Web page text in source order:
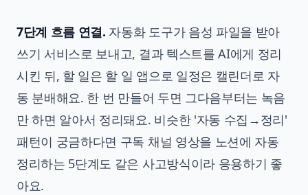
7단계 흐름 연결. 자동화 도구가 음성 파일을 받아
쓰기 서비스로 보내고, 결과 텍스트를 AI에게 정리
시킨 뒤, 할 일은 할 일 앱으로 일정은 캘린더로 자
동 분배해요. 한 번 만들어 두면 그다음부터는 녹음
만 하면 알아서 정리돼요. 비슷한 '자동 수집→정리'
패턴이 궁금하다면 구독 채널 영상을 노션에 자동
정리하는 5단계도 같은 사고방식이라 응용하기 좋
아요.